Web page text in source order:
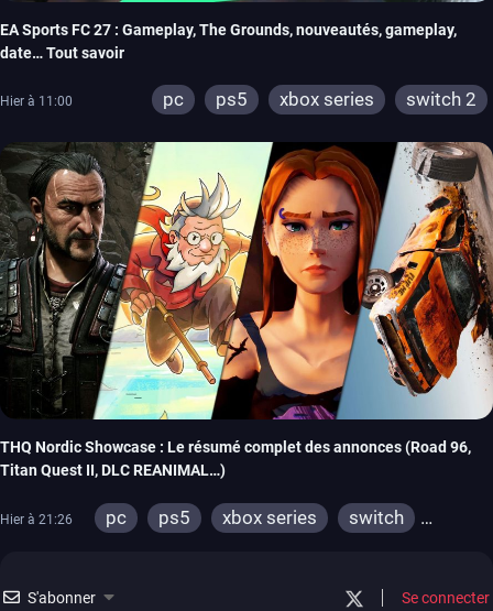
EA Sports FC 27 : Gameplay, The Grounds, nouveautés, gameplay,
date… Tout savoir
Hier à 11:00 pc ps5 xbox series switch 2
THQ Nordic Showcase : Le résumé complet des annonces (Road 96,
Titan Quest II, DLC REANIMAL…)
Hier à 21:26 pc ps5 xbox series
switch
S'abonner Se connecter